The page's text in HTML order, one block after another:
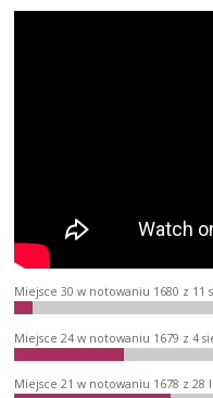
Miejsce 30 w notowaniu 1680 z
Miejsce 24 w notowaniu 1679 z 4
Miejsce 21 w notowaniu 1678 z 28